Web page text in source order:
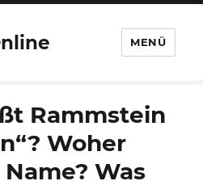
MENÜ
Rammstein
Woher
Was